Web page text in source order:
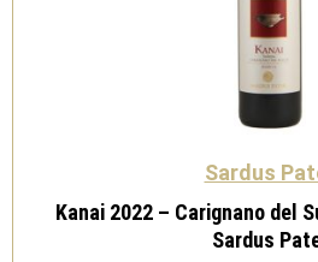
Sardus
Kanai 2022 – Carignano del
Sardus